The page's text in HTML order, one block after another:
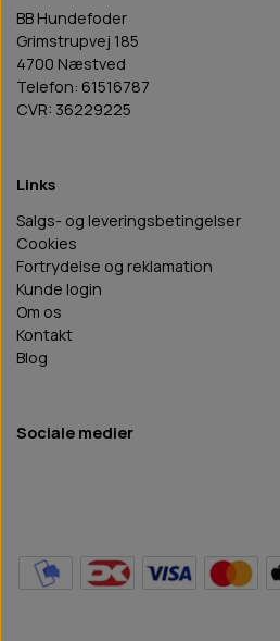
BB Hundefoder
Grimstrupvej 185
4700 Næstved
Telefon: 61516787
CVR: 36229225
Links
Salgs- og leveringsbetingelser
Cookies
Fortrydelse og reklamation
Kunde login
Om os
Kontakt
Blog
Sociale medier